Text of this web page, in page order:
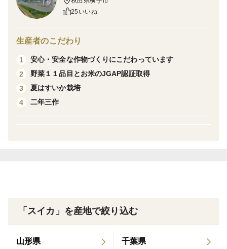
あります。割れ対策で緩衝材を入れますので割れは大丈
夫ですが、通常の２Lサイズのきずなのチッチェに慣れ
す。
＜栽培のこだわり＞
安心・安全な農作物を栽培している農場の証、JGAP認
証を取得しています。
※遅延の恐れがある地域には早めに発送しております。
申し訳ありませんが到着まで3日以上かかる地域や離島
25いいね
生産者のこだわり
1
安心・安全な作物づくりにこだわっています
2
野菜１１品目とお米のJGAP認証取得
3
夏はすいか栽培
4
二年三作
「スイカ」を産地で絞り込む
山形県 千葉県